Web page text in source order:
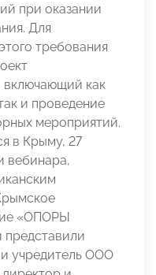
при оказании
Для
требования
включающий как
и проведение
мероприятий.
в Крыму, 27
вебинара,
«ОПОРЫ
учредитель ООО